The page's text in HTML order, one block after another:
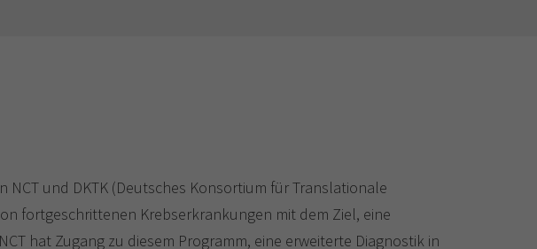
und DKTK (Deutsches Konsortium für Translationale
fortgeschrittenen Krebserkrankungen mit dem Ziel, eine
hat Zugang zu diesem Programm, eine erweiterte Diagnostik in